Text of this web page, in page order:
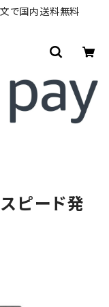
で国内送料無料
ピード発